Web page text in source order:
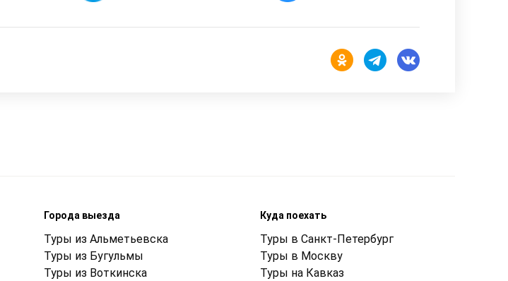
Города выезда
Туры из Альметьевска
Туры из Бугульмы
Туры из Воткинска
Куда поехать
Туры в Санкт-Петербург
Туры в Москву
Туры на Кавказ